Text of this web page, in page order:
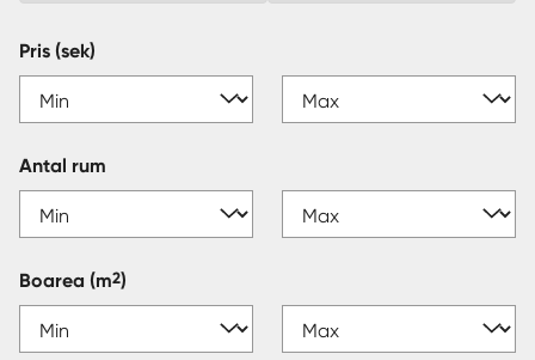
Pris (sek)
Antal rum
Boarea (m2)